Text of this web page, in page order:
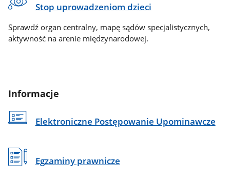
Stop uprowadzeniom dzieci
Sprawdź organ centralny, mapę sądów specjalistycznych,
aktywność na arenie międzynarodowej.
Informacje
Elektroniczne Postępowanie Upominawcze
Egzaminy prawnicze